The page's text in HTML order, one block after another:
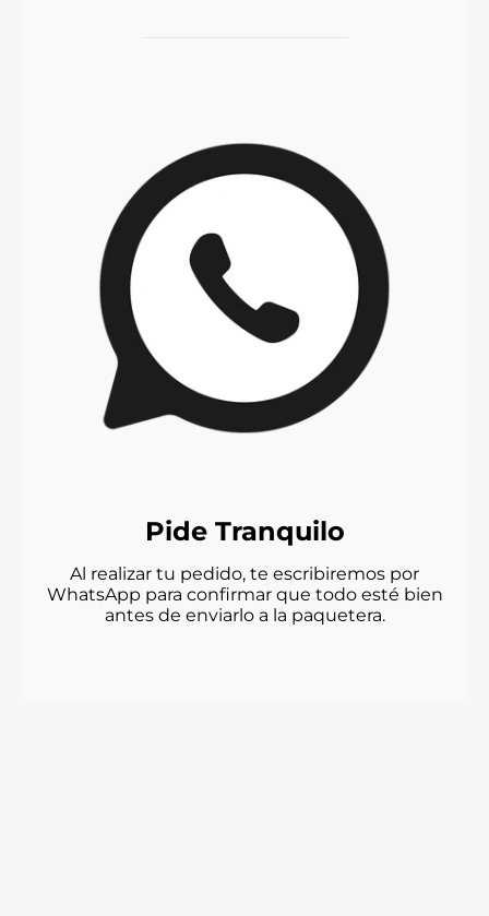
Pide Tranquilo
Al realizar tu pedido, te escribiremos por
WhatsApp para confirmar que todo esté bien
antes de enviarlo a la paquetera.